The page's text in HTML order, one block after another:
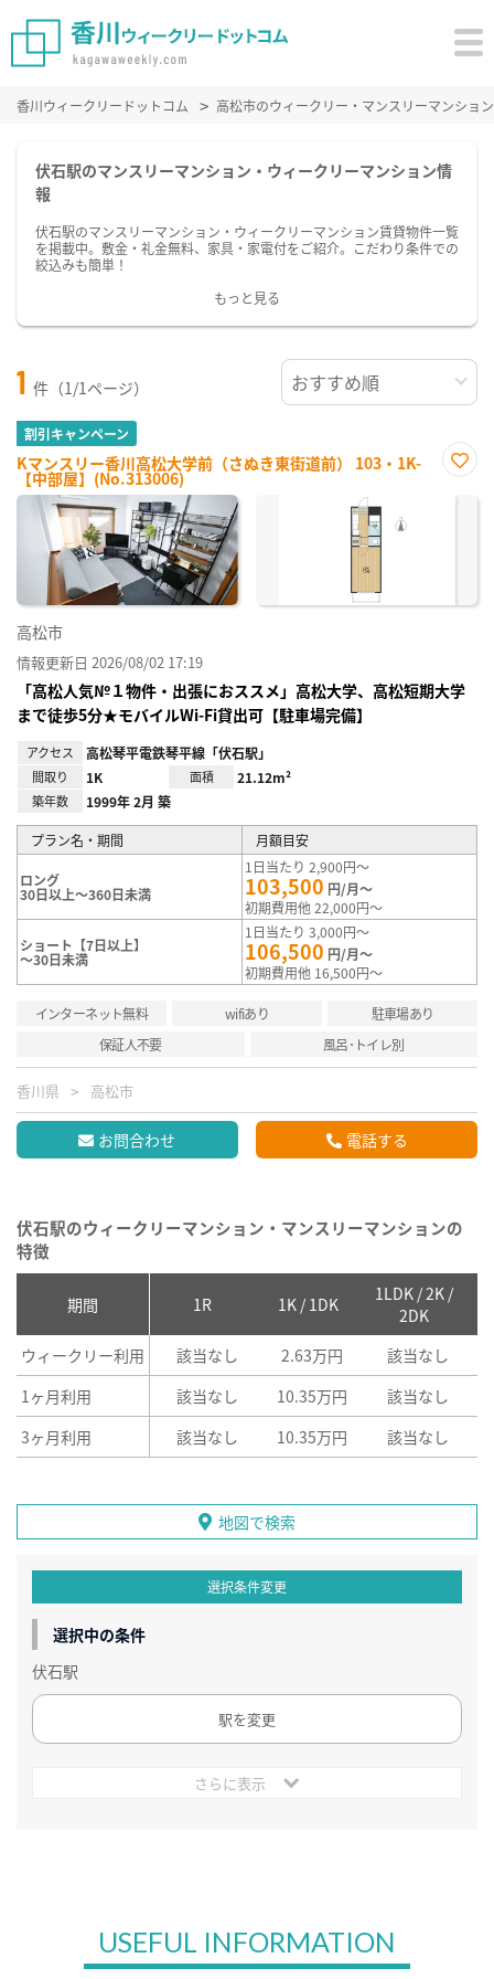
香川ウィークリードットコム 高松市のウィークリー・マンスリーマンショ
伏石駅のマンスリーマンション・ウィークリーマンション情
報
伏石駅のマンスリーマンション・ウィークリーマンション賃貸物件一覧
を掲載中。敷金・礼金無料、家具・家電付をご紹介。こだわり条件での
絞込みも簡単！
もっと見る
1 件（1/1ページ）
割引キャンペーン
Kマンスリー香川高松大学前（さぬき東街道前） 103・1K-
【中部屋】(No.313006)
に入
高松市
情報更新日 2026/08/02 17:19
「高松人気№１物件・出張におススメ」高松大学、高松短期大学
まで徒歩5分★モバイルWi-Fi貸出可【駐車場完備】
アクセス 高松琴平電鉄琴平線「伏石駅」
間取り 1K 面積 21.12m²
築年数 1999年 2月 築
プラン名・期間 月額目安
ロング
30日以上～360日未満
1日当たり 2,900円～
103,500 円/月～
初期費用他 22,000円～
ショート【7日以上】
～30日未満
1日当たり 3,000円～
106,500 円/月～
初期費用他 16,500円～
インターネット無料 wifiあり
駐車場あり
保証人不要
風呂･トイレ別
香川県 高松市
お問合わせ 電話する
伏石駅のウィークリーマンション・マンスリーマンションの
特徴
期間 1R 1K / 1DK
1LDK / 2K /
2DK
ウィークリー利用 該当なし 2.63万円 該当なし
1ヶ月利用
該当なし 10.35万円 該当なし
3ヶ月利用
該当なし 10.35万円 該当なし
地図で検索
選択条件変更
選択中の条件
伏石駅
駅を変更
さらに表示
USEFUL INFORMATION